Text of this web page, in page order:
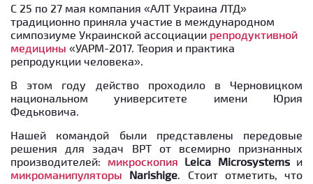
С 25 по 27 мая компания «АЛТ Украина ЛТД»
традиционно приняла участие в международном
симпозиуме Украинской ассоциации репродуктивной
медицины «УАРМ-2017. Теория и практика
репродукции человека».
В этом году действо проходило в Черновицком
национальном университете имени Юрия
Федьковича.
Нашей командой были представлены передовые
решения для задач ВРТ от всемирно признанных
производителей: микроскопия Leica Microsystemsи
микроманипуляторы Narishige . Стоит отметить, что